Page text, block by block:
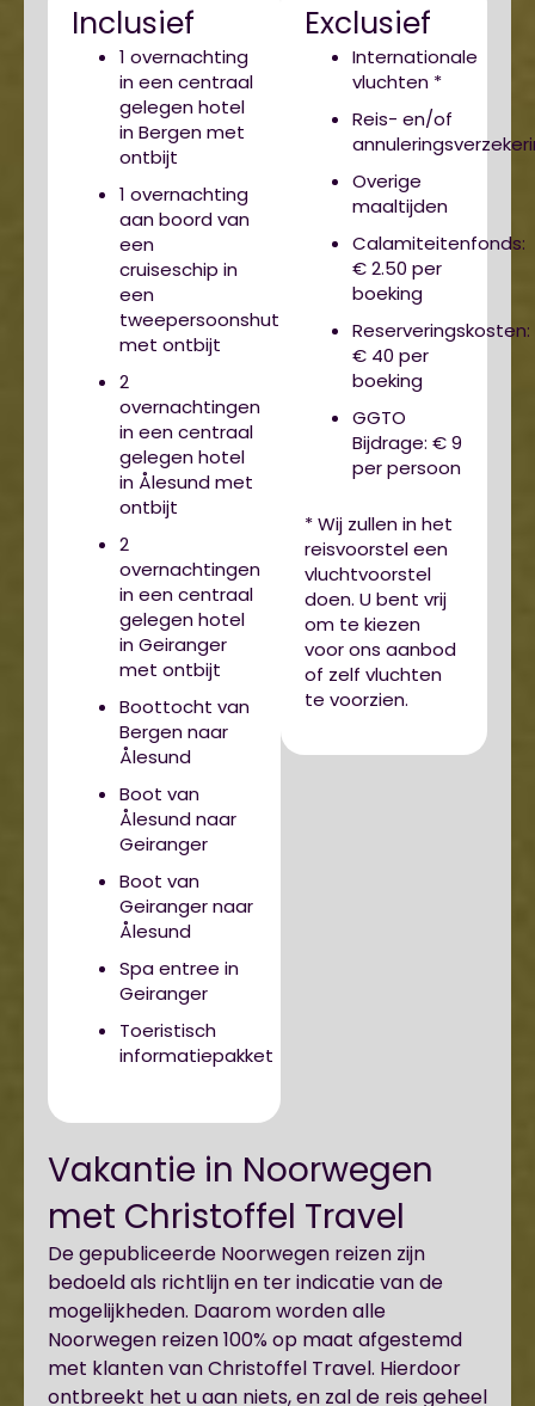
Inclusief
1 overnachting
in een centraal
gelegen hotel
in Bergen met
ontbijt
1 overnachting
aan boord van
een
cruiseschip in
een
tweepersoonshut
met ontbijt
2
overnachtingen
in een centraal
gelegen hotel
in Ålesund met
ontbijt
2
overnachtingen
in een centraal
gelegen hotel
in Geiranger
met ontbijt
Boottocht van
Bergen naar
Ålesund
Boot van
Ålesund naar
Geiranger
Boot van
Geiranger naar
Ålesund
Spa entree in
Geiranger
Toeristisch
informatiepakket
Exclusief
Internationale
vluchten *
Reis- en/of
Overige
maaltijden
Calamiteitenfonds:
€ 2.50 per
boeking
Reserveringskosten:
€ 40 per
boeking
GGTO
Bijdrage: € 9
per persoon
* Wij zullen in het
reisvoorstel een
vluchtvoorstel
doen. U bent vrij
om te kiezen
voor ons aanbod
of zelf vluchten
te voorzien.
Vakantie in Noorwegen
met Christoffel Travel
De gepubliceerde Noorwegen reizen zijn
bedoeld als richtlijn en ter indicatie van de
mogelijkheden. Daarom worden alle
Noorwegen reizen 100% op maat afgestemd
met klanten van Christoffel Travel. Hierdoor
ontbreekt het u aan niets, en zal de reis geheel